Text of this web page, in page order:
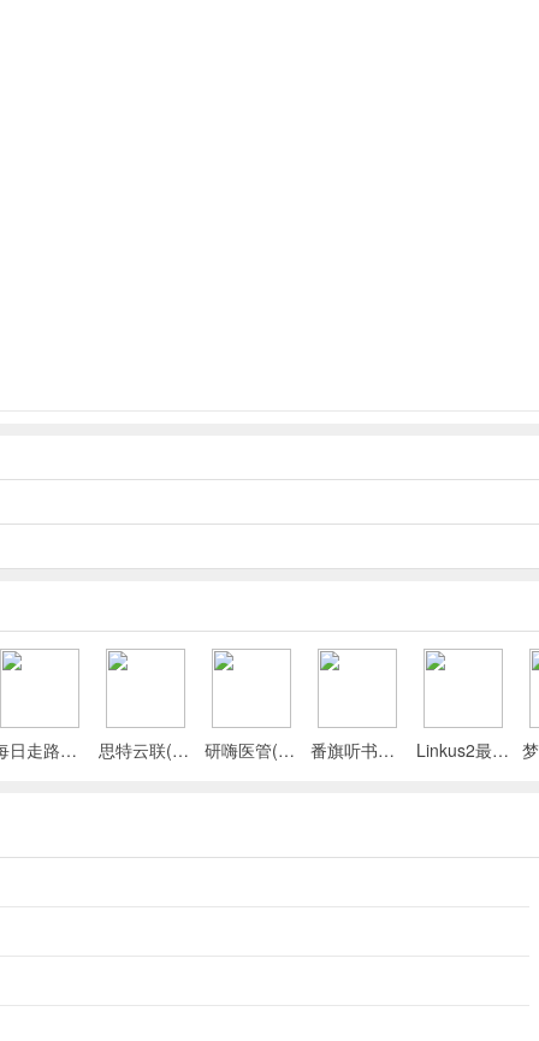
每日走路计步(运动健康记录) 思特云联(视频监控应用) 研嗨医管(医院管理平台) 番旗听书免费畅听(听书软件) Linkus2最新手机版